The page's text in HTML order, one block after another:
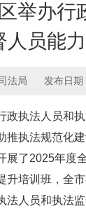
举办行
人员能
法局 发布日
执法人员和执
推执法规范化
展了2025年度
升培训班，全
法人员和执法